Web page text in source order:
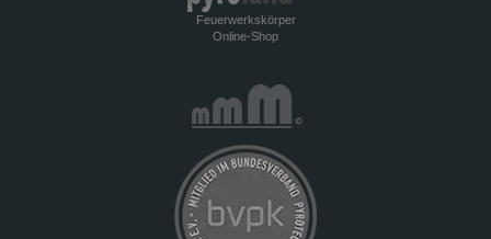
Feuerwerkskörper
Online-Shop